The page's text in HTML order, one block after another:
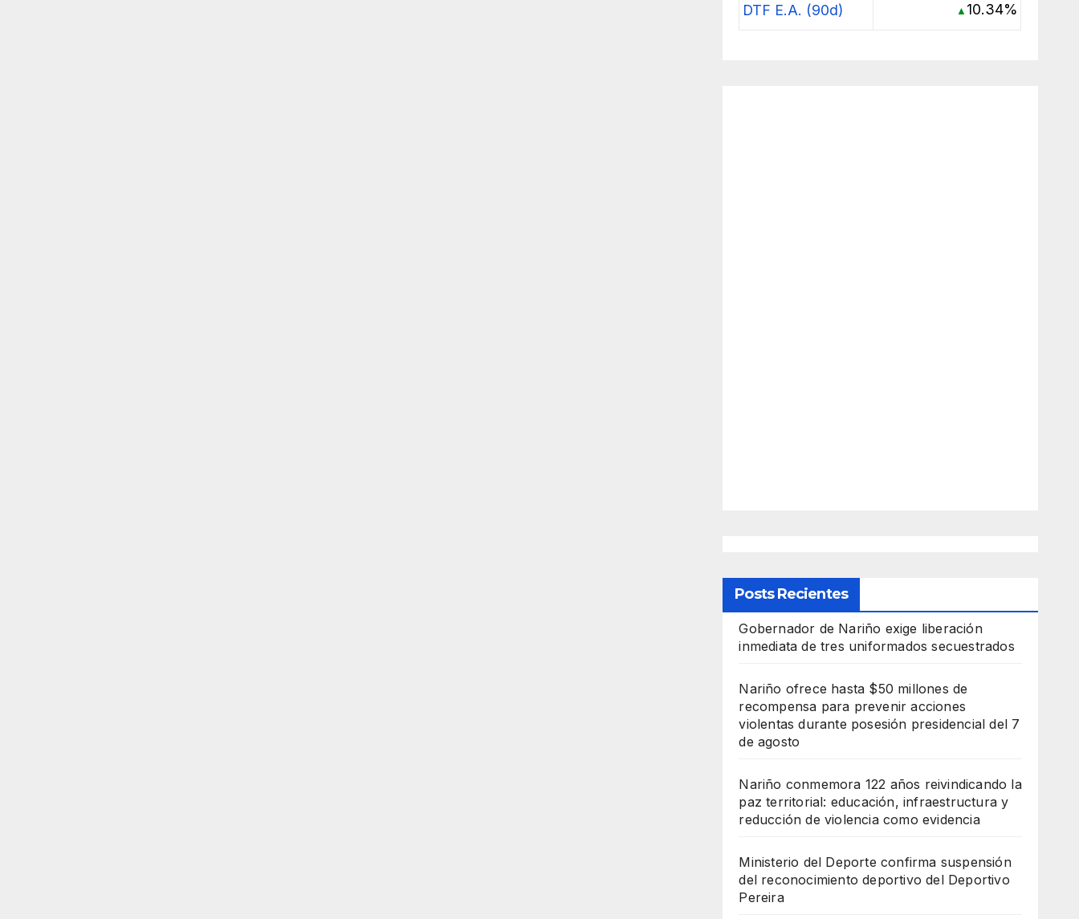
DTF E.A. (90d) ▲ 10.34%
Posts Recientes
Gobernador de Nariño exige liberación
inmediata de tres uniformados secuestrados
Nariño ofrece hasta $50 millones de
recompensa para prevenir acciones
violentas durante posesión presidencial del 7
de agosto
Nariño conmemora 122 años reivindicando la
paz territorial: educación, infraestructura y
reducción de violencia como evidencia
Ministerio del Deporte confirma suspensión
del reconocimiento deportivo del Deportivo
Pereira